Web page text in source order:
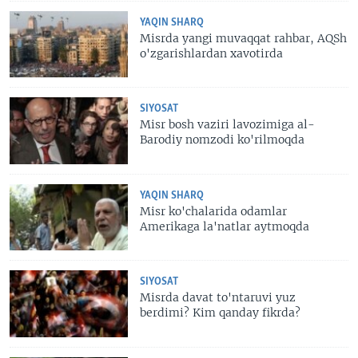
YAQIN SHARQ
Misrda yangi muvaqqat rahbar, AQSh
o'zgarishlardan xavotirda
SIYOSAT
Misr bosh vaziri lavozimiga al-
Barodiy nomzodi ko'rilmoqda
YAQIN SHARQ
Misr ko'chalarida odamlar
Amerikaga la'natlar aytmoqda
SIYOSAT
Misrda davat to'ntaruvi yuz
berdimi? Kim qanday fikrda?